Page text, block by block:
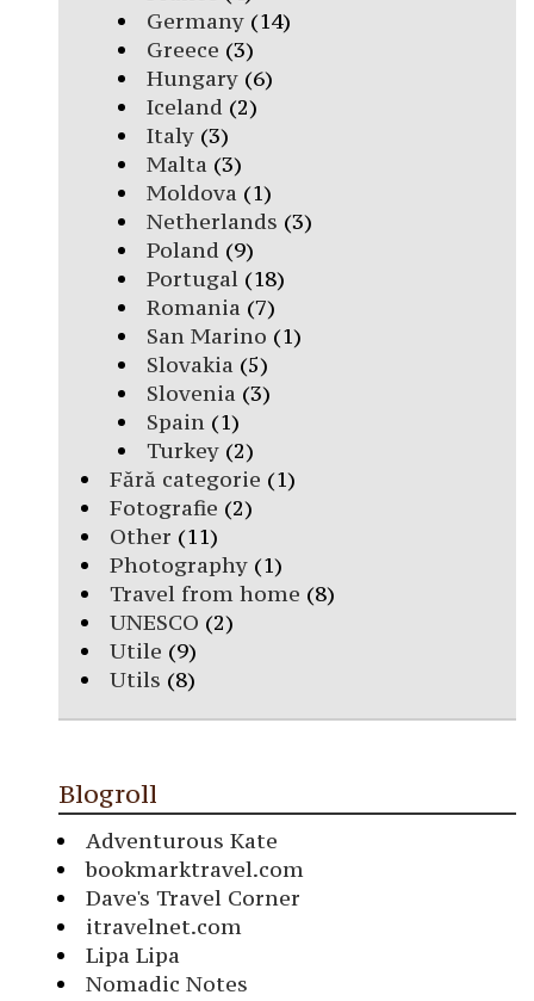
Germany(14)
Greece (3)
Hungary(6)
Iceland (2)
Italy(3)
Malta (3)
Moldova (1)
Netherlands (3)
Poland (9)
Portugal(18)
Romania (7)
San Marino (1)
Slovakia (5)
Slovenia (3)
Spain(1)
Turkey(2)
Fără categorie (1)
Fotografie (2)
Other (11)
Photography (1)
Travel from home (8)
UNESCO (2)
Utile (9)
Utils (8)
Blogroll
Adventurous Kate
bookmarktravel.com
Dave's Travel Corner
itravelnet.com
Lipa Lipa
Nomadic Notes